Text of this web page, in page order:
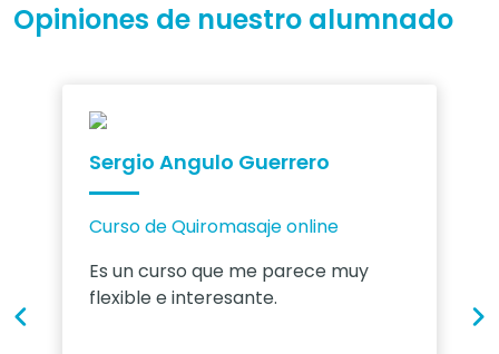
Opiniones de nuestro alumnado
Sergio Angulo Guerrero
Curso de Quiromasaje online
Es un curso que me parece muy
flexible e interesante.